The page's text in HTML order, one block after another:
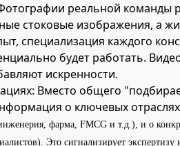
реальной команды
стоковые изображения, а
специализация каждого
будет работать.
искренности.
Вместо общего
о ключевых
фарма, FMCG и т.д.), и о
Это сигнализирует экспертизу